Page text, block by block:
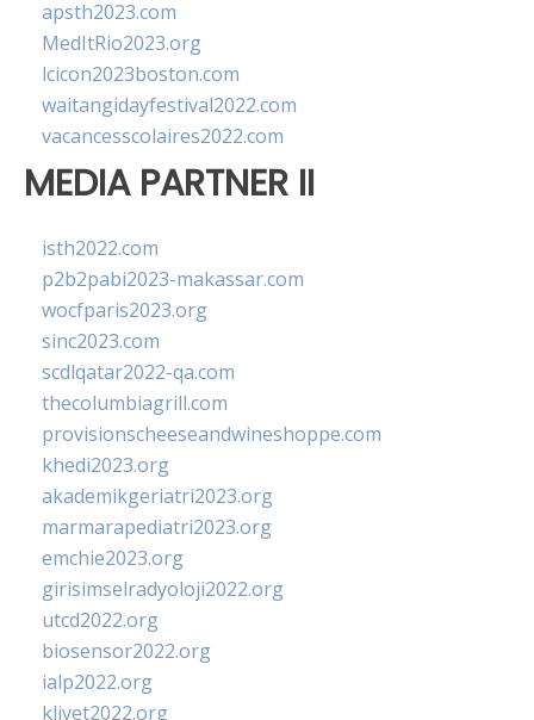
apsth2023.com
MedItRio2023.org
lcicon2023boston.com
waitangidayfestival2022.com
vacancesscolaires2022.com
MEDIA PARTNER II
isth2022.com
p2b2pabi2023-makassar.com
wocfparis2023.org
sinc2023.com
scdlqatar2022-qa.com
thecolumbiagrill.com
provisionscheeseandwineshoppe.com
khedi2023.org
akademikgeriatri2023.org
marmarapediatri2023.org
emchie2023.org
girisimselradyoloji2022.org
utcd2022.org
biosensor2022.org
ialp2022.org
klivet2022.org